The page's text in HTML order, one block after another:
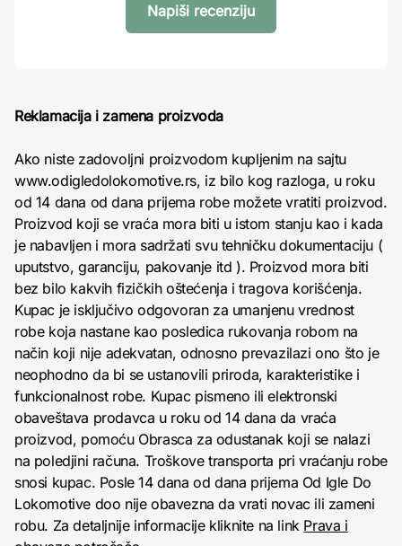
Napiši recenziju
Reklamacija i zamena proizvoda
Ako niste zadovoljni proizvodom kupljenim na sajtu
www.odigledolokomotive.rs, iz bilo kog razloga, u roku
od 14 dana od dana prijema robe možete vratiti proizvod.
Proizvod koji se vraća mora biti u istom stanju kao i kada
je nabavljen i mora sadržati svu tehničku dokumentaciju (
uputstvo, garanciju, pakovanje itd ). Proizvod mora biti
bez bilo kakvih fizičkih oštećenja i tragova korišćenja.
Kupac je isključivo odgovoran za umanjenu vrednost
robe koja nastane kao posledica rukovanja robom na
način koji nije adekvatan, odnosno prevazilazi ono što je
neophodno da bi se ustanovili priroda, karakteristike i
funkcionalnost robe. Kupac pismeno ili elektronski
obaveštava prodavca u roku od 14 dana da vraća
proizvod, pomoću Obrasca za odustanak koji se nalazi
na poledjini računa. Troškove transporta pri vraćanju robe
snosi kupac. Posle 14 dana od dana prijema Od Igle Do
Lokomotive doo nije obavezna da vrati novac ili zameni
robu. Za detaljnije informacije kliknite na link Prava i